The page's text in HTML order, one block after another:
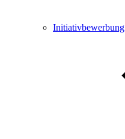
Initiativbewerbung